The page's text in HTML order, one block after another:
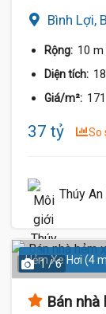
Bình Lợi,
Rộng: 10 m
Diện tích:
Giá/m²:
37 tỷ So
Thúy
Hẻm Xe Hơi (4
1 / 6
Bán nhà